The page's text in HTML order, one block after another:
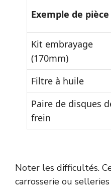
Exemple de pièce
Kit embrayage
(170mm)
Filtre à huile
Paire de disques
frein
Noter les difficultés.
carrosserie ou